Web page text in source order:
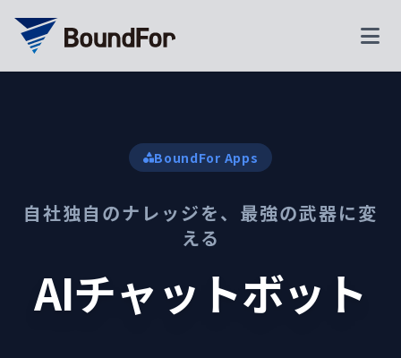
BoundFor Apps
自社独自のナレッジを、最強の武器に変
える
AIチャットボット